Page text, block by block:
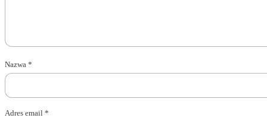
Nazwa *
Adres email *